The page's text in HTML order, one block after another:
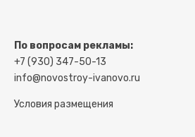
По вопросам рекламы:
+7 (930) 347-50-13
info@novostroy-ivanovo.ru
Условия размещения